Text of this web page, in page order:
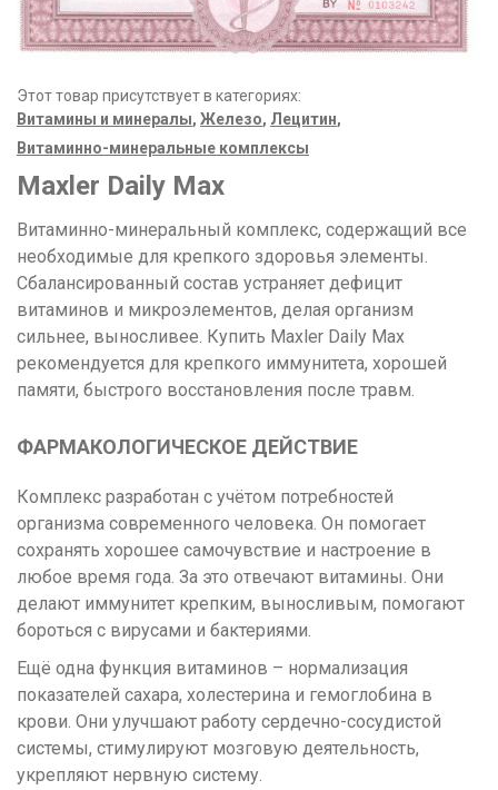
Этот товар присутствует в категориях:
Витамины и минералы, Железо, Лецитин,
Витаминно-минеральные комплексы
Maxler Daily Max
Витаминно-минеральный комплекс, содержащий все
необходимые для крепкого здоровья элементы.
Сбалансированный состав устраняет дефицит
витаминов и микроэлементов, делая организм
сильнее, выносливее. Купить Maxler Daily Max
рекомендуется для крепкого иммунитета, хорошей
памяти, быстрого восстановления после травм.
ФАРМАКОЛОГИЧЕСКОЕ ДЕЙСТВИЕ
Комплекс разработан с учётом потребностей
организма современного человека. Он помогает
сохранять хорошее самочувствие и настроение в
любое время года. За это отвечают витамины. Они
делают иммунитет крепким, выносливым, помогают
бороться с вирусами и бактериями.
Ещё одна функция витаминов – нормализация
показателей сахара, холестерина и гемоглобина в
крови. Они улучшают работу сердечно-сосудистой
системы, стимулируют мозговую деятельность,
укрепляют нервную систему.